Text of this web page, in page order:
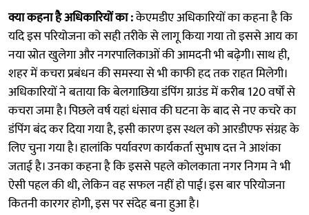
क्या कहना है अधिकारियों का :केएमडीए अधिकारियों का कहना है कि
यदि इस परियोजना को सही तरीके से लागू किया गया तो इससे आय का
नया स्रोत खुलेगा और नगरपालिकाओं की आमदनी भी बढ़ेगी। साथ ही,
शहर में कचरा प्रबंधन की समस्या से भी काफी हद तक राहत मिलेगी।
अधिकारियों ने बताया कि बेलगाछिया डंपिंग ग्राउंड में करीब 120 वर्षों से
कचरा जमा है। पिछले वर्ष यहां धंसाव की घटना के बाद से नए कचरे का
डंपिंग बंद कर दिया गया है, इसी कारण इस स्थल को आरडीएफ संग्रह के
लिए चुना गया है। हालांकि पर्यावरण कार्यकर्ता सुभाष दत्त ने आशंका
जताई है। उनका कहना है कि इससे पहले कोलकाता नगर निगम ने भी
ऐसी पहल की थी, लेकिन वह सफल नहीं हो पाई। इस बार परियोजना
कितनी कारगर होगी, इस पर संदेह बना हुआ है।